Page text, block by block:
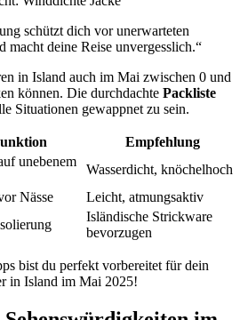
schützt dich vor unerwarteten
macht deine Reise unvergesslich.“
in Island auch im Mai zwischen 0 und
können. Die durchdachte Packliste
Situationen gewappnet zu sein.
Empfehlung
unebenem
Wasserdicht, knöchelhoch
Nässe
Leicht, atmungsaktiv
Isländische Strickware
bevorzugen
bist du perfekt vorbereitet für dein
in Island im Mai 2025!